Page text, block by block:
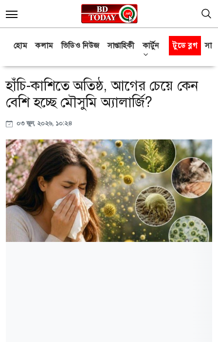
হোম কলাম ভিডিও নিউজ সাপ্তাহিকী কার্টুন টুডে ব্লগ
হাঁচি-কাশিতে অতিষ্ঠ, আগের চেয়ে কেন
বেশি হচ্ছে মৌসুমি অ্যালার্জি?
০৩ জুন, ২০২৬, ১০:২৪